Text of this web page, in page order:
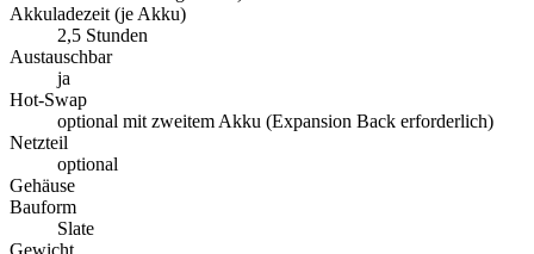
Akkuladezeit (je Akku)
2,5 Stunden
Austauschbar
ja
Hot-Swap
optional mit zweitem Akku (Expansion Back erforderlich)
Netzteil
optional
Gehäuse
Bauform
Slate
Gewicht